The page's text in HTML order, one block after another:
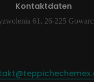
Kontaktdaten
61, 26-225